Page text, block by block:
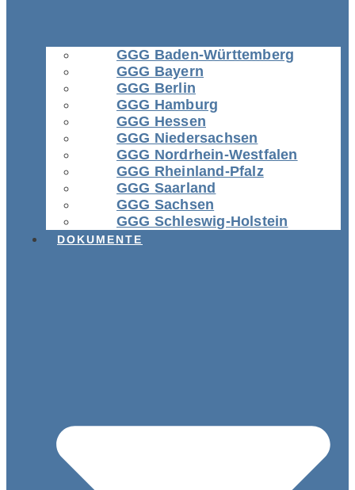
GGG Baden-Württemberg
GGG Bayern
GGG Berlin
GGG Hamburg
GGG Hessen
GGG Niedersachsen
GGG Nordrhein-Westfalen
GGG Rheinland-Pfalz
GGG Saarland
GGG Sachsen
GGG Schleswig-Holstein
DOKUMENTE